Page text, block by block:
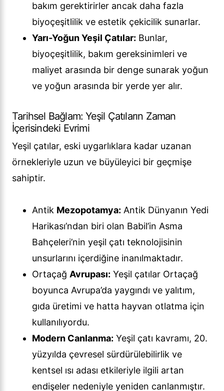
bakım gerektirirler ancak daha fazla
biyoçeşitlilik ve estetik çekicilik sunarlar.
Yarı-Yoğun Yeşil Çatılar: Bunlar,
biyoçeşitlilik, bakım gereksinimleri ve
maliyet arasında bir denge sunarak yoğun
ve yoğun arasında bir yerde yer alır.
Tarihsel Bağlam: Yeşil Çatıların Zaman
İçerisindeki Evrimi
Yeşil çatılar, eski uygarlıklara kadar uzanan
örnekleriyle uzun ve büyüleyici bir geçmişe
sahiptir.
Antik Mezopotamya: Antik Dünyanın Yedi
Harikası’ndan biri olan Babil’in Asma
Bahçeleri’nin yeşil çatı teknolojisinin
unsurlarını içerdiğine inanılmaktadır.
Ortaçağ Avrupası: Yeşil çatılar Ortaçağ
boyunca Avrupa’da yaygındı ve yalıtım,
gıda üretimi ve hatta hayvan otlatma için
kullanılıyordu.
Modern Canlanma: Yeşil çatı kavramı, 20.
yüzyılda çevresel sürdürülebilirlik ve
kentsel ısı adası etkileriyle ilgili artan
endişeler nedeniyle yeniden canlanmıştır.